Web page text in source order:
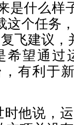
是什么样
这个任务
飞建议，
希望通过
有利于
时他说，